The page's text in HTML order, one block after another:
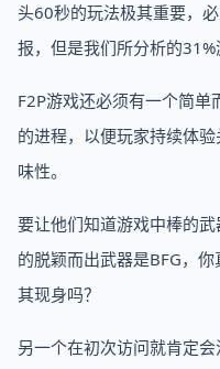
头60秒的玩法极其重要，
报，但是我们所分析的31%
F2P游戏还必须有一个简
的进程，以便玩家持续体
味性。
要让他们知道游戏中棒的
的脱颖而出武器是BFG，
其现身吗？
另一个在初次访问就肯定